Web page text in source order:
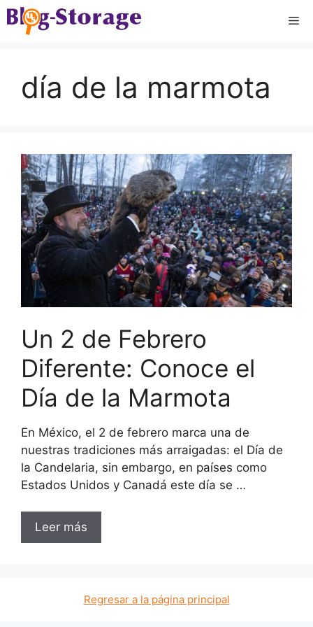
Saltar
al
día de la marmota
Un 2 de Febrero
Diferente: Conoce el
Día de la Marmota
En México, el 2 de febrero marca una de
nuestras tradiciones más arraigadas: el Día de
la Candelaria, sin embargo, en países como
Estados Unidos y Canadá este día se …
Leer más
Regresar a la página principal